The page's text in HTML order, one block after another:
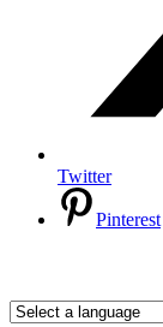
Twitter
Pinterest